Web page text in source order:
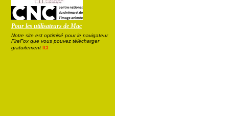
Pour les utilisateurs de Mac
Notre site est optimisé pour le navigateur
FireFox que vous pouvez télécharger
gratuitement ici